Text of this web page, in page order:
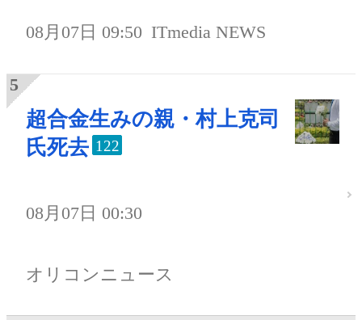
08月07日 09:50 ITmedia NEWS
超合金生みの親・村上克司
氏死去 122
08月07日 00:30
オリコンニュース